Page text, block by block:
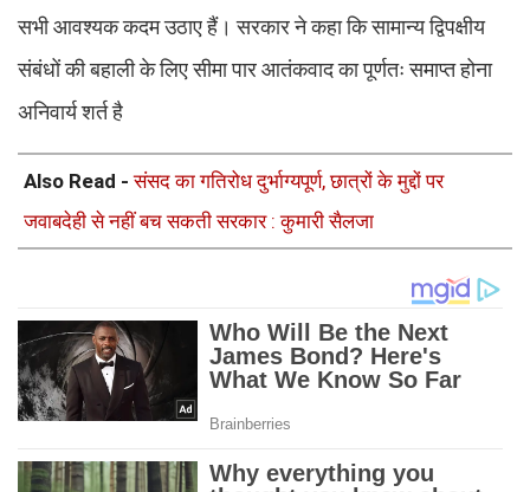
सभी आवश्यक कदम उठाए हैं। सरकार ने कहा कि सामान्य द्विपक्षीय
संबंधों की बहाली के लिए सीमा पार आतंकवाद का पूर्णतः समाप्त होना
अनिवार्य शर्त है
Also Read -संसद का गतिरोध दुर्भाग्यपूर्ण, छात्रों के मुद्दों पर
जवाबदेही से नहीं बच सकती सरकार : कुमारी सैलजा